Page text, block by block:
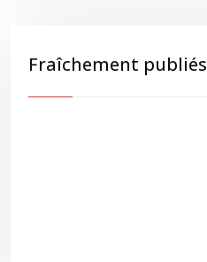
Fraîchement publiés